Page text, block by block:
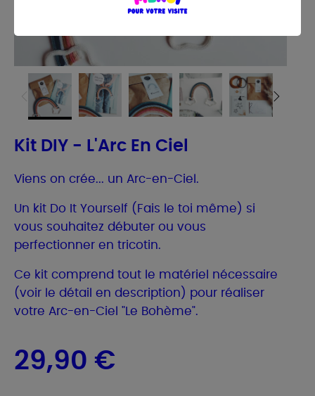
Kit DIY - L'Arc En Ciel
Viens on crée... un Arc-en-Ciel.
Un kit Do It Yourself (Fais le toi même) si
vous souhaitez débuter ou vous
perfectionner en tricotin.
Ce kit comprend tout le matériel nécessaire
(voir le détail en description) pour réaliser
votre Arc-en-Ciel "Le Bohème".
29,90 €